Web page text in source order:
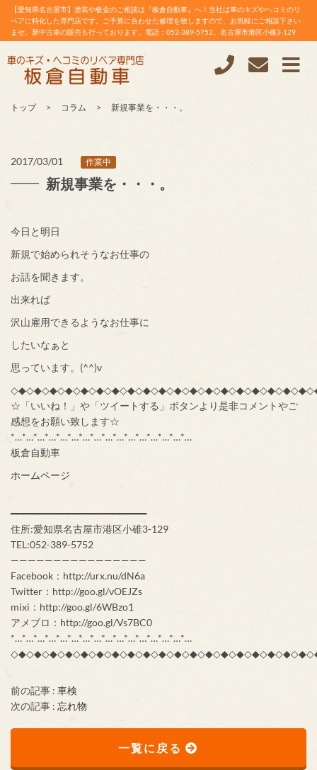
【愛知県名古屋市】塗装や板金のご相談は『板倉自動車』へ！当社は車のキズやヘコミのリ
ペアに特化した専門店です。ご予算に合わせた修理を致しますので、お気軽にご相談下さい
ませ。新中古車の販売も行っております。電話：052-389-5752。名古屋市港区小碓3-129
トップ コラム 新規事業を・・・。
2017/03/01 作業中
新規事業を・・・。
今日と明日
新規で始められそうなお仕事の
お話を聞きます。
出来れば
沢山雇用できるようなお仕事に
したいなぁと
思っています。(^^)v
☆「いいね！」や「ツイートする」ボタンより是非コメントやご
感想をお願い致します☆
*…*…*…*…*…*…*…*…*…*…*…*…*…*…*…*…
板倉自動車
ホームページ
━━━━━━━━━━━━━━━━━━━━━━━━
住所:愛知県名古屋市港区小碓3-129
TEL:052-389-5752
————————————————
Facebook：http://urx.nu/dN6a
Twitter：http://goo.gl/vOEJZs
mixi：http://goo.gl/6WBzo1
アメブロ：http://goo.gl/Vs7BC0
*…*…*…*…*…*…*…*…*…*…*…*…*…*…*…*…
前の記事 : 車検
次の記事 : 忘れ物
一覧に戻る